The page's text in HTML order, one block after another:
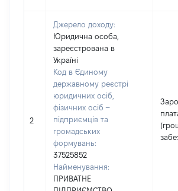
2
Джерело доходу:
Юридична особа,
зареєстрована в
Україні
Код в Єдиному
державному реєстрі
юридичних осіб,
фізичних осіб –
підприємців та
громадських
формувань:
37525852
Найменування:
ПРИВАТНЕ